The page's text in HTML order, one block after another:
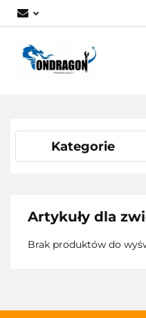
Kategorie
Artykuły dla
Brak produktów do